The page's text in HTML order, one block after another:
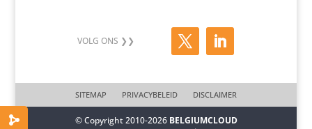
SITEMAP PRIVACYBELEID DISCLAIMER
© Copyright 2010-2026 BELGIUMCLOUD